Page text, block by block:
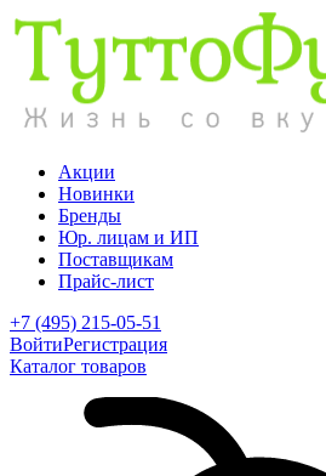
Акции
Новинки
Бренды
Юр. лицам и ИП
Поставщикам
Прайс-лист
+7 (495) 215-05-51
ВойтиРегистрация
Каталог товаров